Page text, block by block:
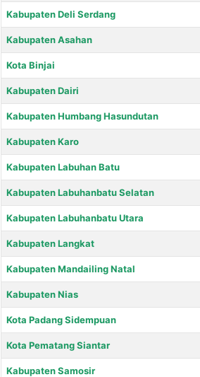
Kabupaten Deli Serdang
Kabupaten Asahan
Kota Binjai
Kabupaten Dairi
Kabupaten Humbang Hasundutan
Kabupaten Karo
Kabupaten Labuhan Batu
Kabupaten Labuhanbatu Selatan
Kabupaten Labuhanbatu Utara
Kabupaten Langkat
Kabupaten Mandailing Natal
Kabupaten Nias
Kota Padang Sidempuan
Kota Pematang Siantar
Kabupaten Samosir